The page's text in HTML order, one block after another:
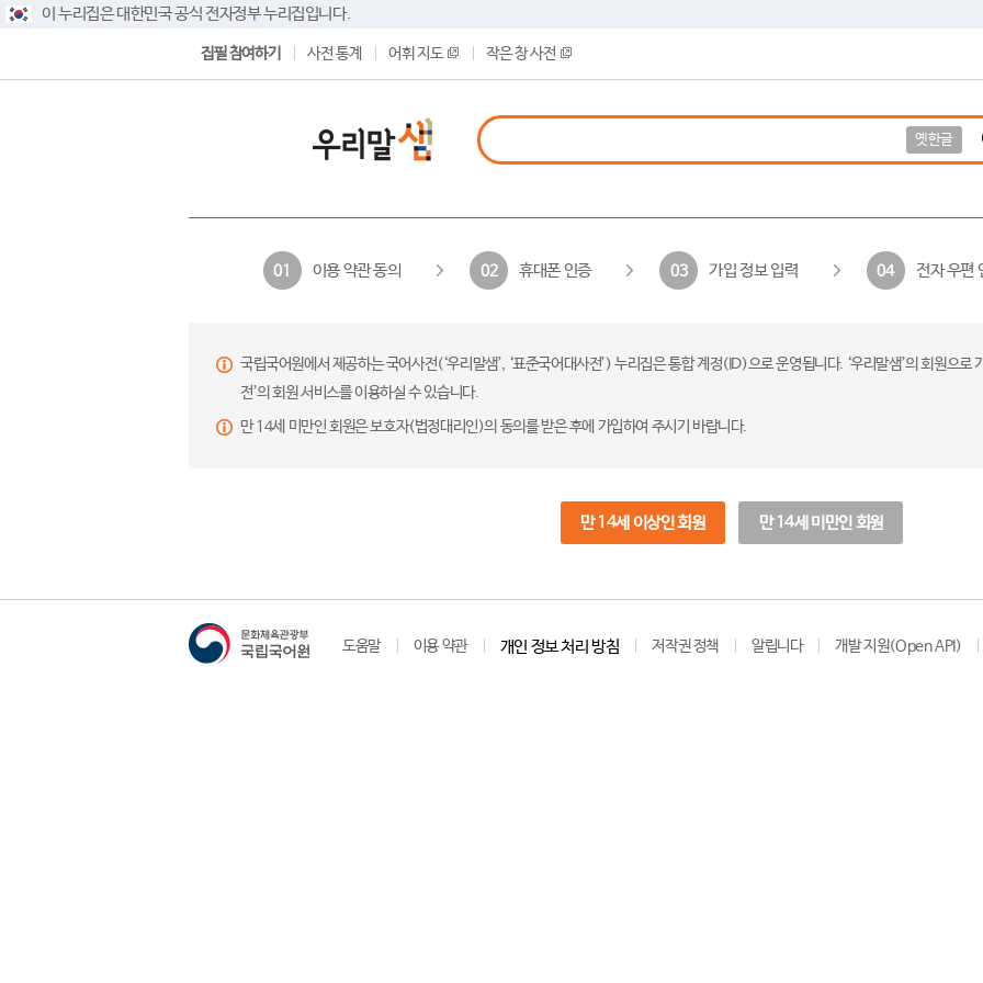
이 누리집은 대한민국 공식 전자정부 누리집입니다.
집필 참여하기 사전 통계 어휘 지도 작은 창 사전
옛한글
01 이용 약관 동의 02 휴대폰 인증 03 가입 정보 입력 04 전자 우편
국립국어원에서 제공하는 국어사전(‘우리말샘’, ‘표준국어대사전’) 누리집은 통합 계정(ID)으로 운영됩니다. ‘우리말샘’의 회원으
전’의 회원 서비스를 이용하실 수 있습니다.
만 14세 미만인 회원은 보호자(법정대리인)의 동의를 받은 후에 가입하여 주시기 바랍니다.
만 14세 이상인 회원 만 14세 미만인 회원
도움말 이용 약관 개인 정보 처리 방침 저작권 정책 알립니다 개발 지원(Open API)